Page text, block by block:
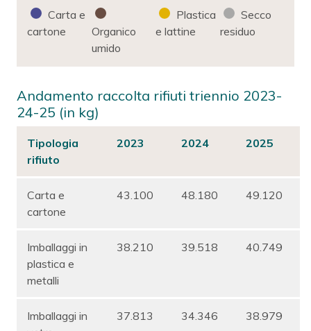
Carta e
cartone
Organico
umido
Plastica
e lattine
Secco
residuo
Andamento raccolta rifiuti triennio 2023-
24-25 (in kg)
Tipologia
rifiuto
2023 2024 2025
Carta e
cartone
43.100 48.180 49.120
Imballaggi in
plastica e
metalli
38.210 39.518 40.749
Imballaggi in
37.813 34.346 38.979